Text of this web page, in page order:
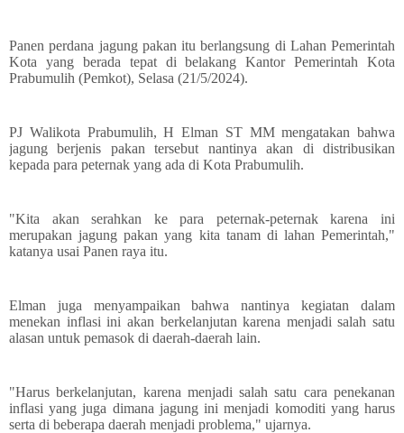
Panen perdana jagung pakan itu berlangsung di Lahan Pemerintah
Kota yang berada tepat di belakang Kantor Pemerintah Kota
Prabumulih (Pemkot), Selasa (21/5/2024).
PJ Walikota Prabumulih, H Elman ST MM mengatakan bahwa
jagung berjenis pakan tersebut nantinya akan di distribusikan
kepada para peternak yang ada di Kota Prabumulih.
"Kita akan serahkan ke para peternak-peternak karena ini
merupakan jagung pakan yang kita tanam di lahan Pemerintah,"
katanya usai Panen raya itu.
Elman juga menyampaikan bahwa nantinya kegiatan dalam
menekan inflasi ini akan berkelanjutan karena menjadi salah satu
alasan untuk pemasok di daerah-daerah lain.
"Harus berkelanjutan, karena menjadi salah satu cara penekanan
inflasi yang juga dimana jagung ini menjadi komoditi yang harus
serta di beberapa daerah menjadi problema," ujarnya.